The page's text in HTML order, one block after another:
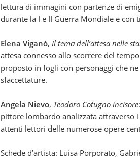
lettura di immagini con partenze di
durante la I e II Guerra Mondiale e con
Elena Viganò, Il tema dell’attesa nelle
attesa connesso allo scorrere del
proposto in fogli con personaggi che
sfaccettature.
Angela Nievo, Teodoro Cotugno incisore
pittore lombardo analizzata attraverso
attenti lettori delle numerose opere
Schede d’artista: Luisa Porporato,